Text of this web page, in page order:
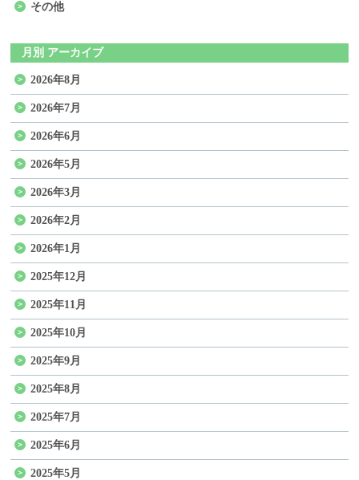
その他
月別 アーカイブ
2026年8月
2026年7月
2026年6月
2026年5月
2026年3月
2026年2月
2026年1月
2025年12月
2025年11月
2025年10月
2025年9月
2025年8月
2025年7月
2025年6月
2025年5月